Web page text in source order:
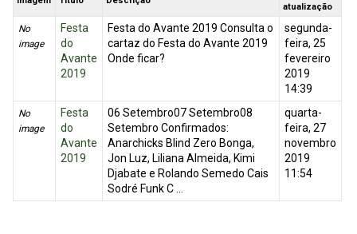
atualização
No
image
Festa
do
Avante
2019
Festa do Avante 2019 Consulta o
cartaz do Festa do Avante 2019
Onde ficar?
segunda-
feira, 25
fevereiro
2019
14:39
No
image
Festa
do
Avante
2019
06 Setembro07 Setembro08
Setembro Confirmados:
Anarchicks Blind Zero Bonga,
Jon Luz, Liliana Almeida, Kimi
Djabate e Rolando Semedo Cais
Sodré Funk C ...
quarta-
feira, 27
novembro
2019
11:54